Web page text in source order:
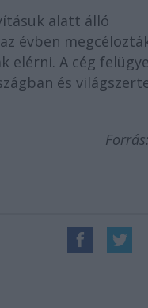
alatt álló
évben
elérni. A cég
és